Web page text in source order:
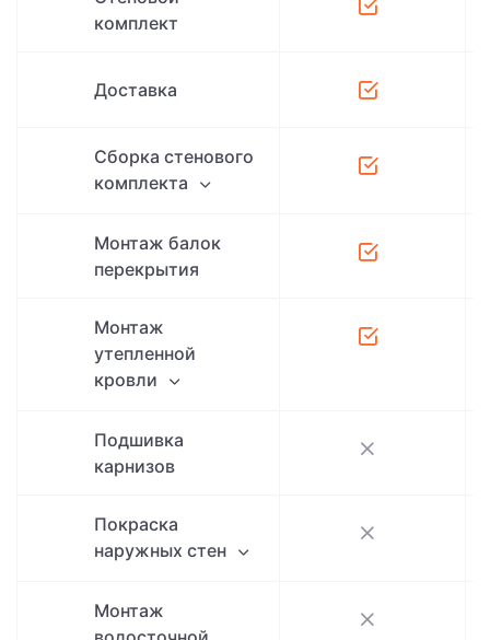
комплект
Доставка
Сборка стенового
комплекта
Монтаж балок
перекрытия
Монтаж
утепленной
кровли
Подшивка
карнизов
Покраска
наружных стен
Монтаж